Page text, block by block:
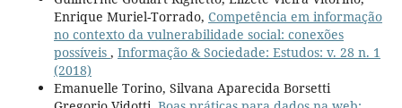
Enrique Muriel-Torrado, Competência em informação
no contexto da vulnerabilidade social: conexões
possíveis , Informação & Sociedade: Estudos: v. 28 n. 1
(2018)
Emanuelle Torino, Silvana Aparecida Borsetti